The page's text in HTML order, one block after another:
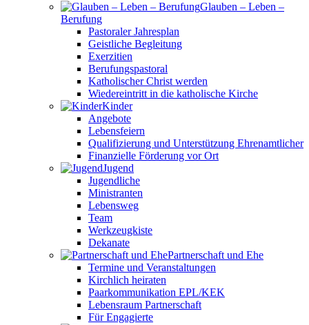
Glauben – Leben –
Berufung
Pastoraler Jahresplan
Geistliche Begleitung
Exerzitien
Berufungspastoral
Katholischer Christ werden
Wiedereintritt in die katholische Kirche
Kinder
Angebote
Lebensfeiern
Qualifizierung und Unterstützung Ehrenamtlicher
Finanzielle Förderung vor Ort
Jugend
Jugendliche
Ministranten
Lebensweg
Team
Werkzeugkiste
Dekanate
Partnerschaft und Ehe
Termine und Veranstaltungen
Kirchlich heiraten
Paarkommunikation EPL/KEK
Lebensraum Partnerschaft
Für Engagierte